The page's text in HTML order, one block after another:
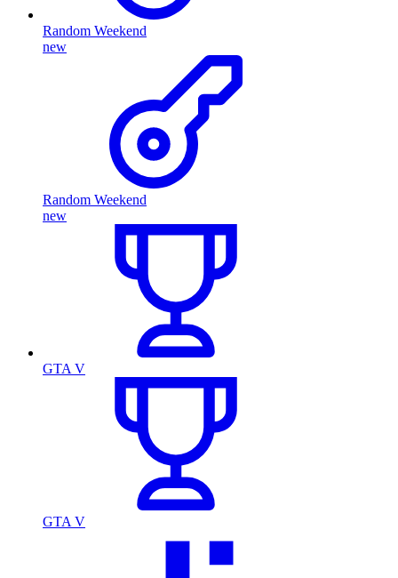
Random Weekend
new
Random Weekend
new
GTA V
GTA V